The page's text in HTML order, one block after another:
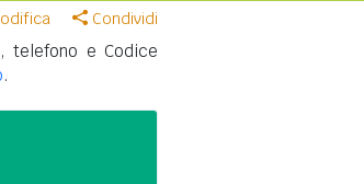
Condividi
telefono e Codice
.